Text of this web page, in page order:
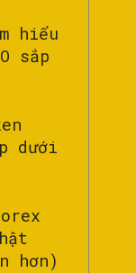
hiểu
sắp
dưới
hơn)